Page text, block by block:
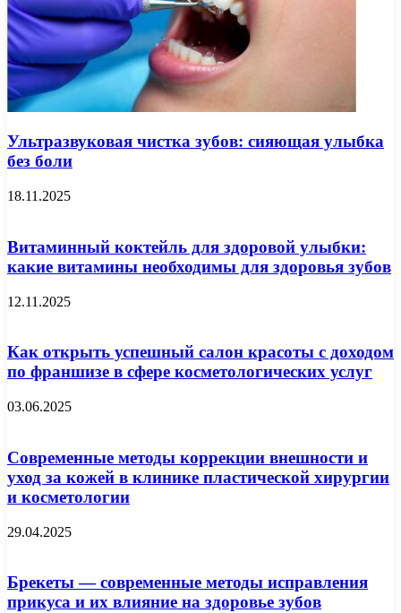
Ультразвуковая чистка зубов: сияющая улыбка
без боли
18.11.2025
Витаминный коктейль для здоровой улыбки:
какие витамины необходимы для здоровья зубов
12.11.2025
Как открыть успешный салон красоты с доходом
по франшизе в сфере косметологических услуг
03.06.2025
Современные методы коррекции внешности и
уход за кожей в клинике пластической хирургии
и косметологии
29.04.2025
Брекеты — современные методы исправления
прикуса и их влияние на здоровье зубов